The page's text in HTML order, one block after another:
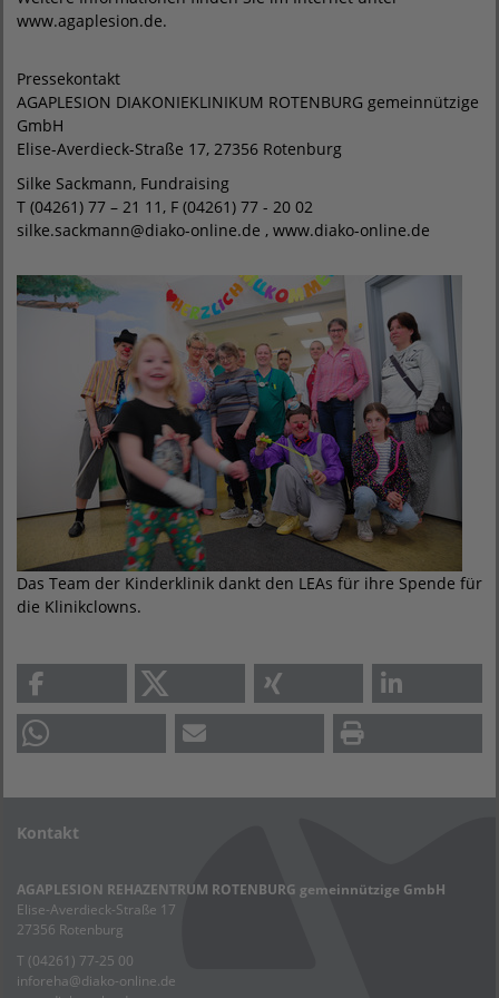
www.agaplesion.de.
Pressekontakt
AGAPLESION DIAKONIEKLINIKUM ROTENBURG gemeinnützige
GmbH
Elise-Averdieck-Straße 17, 27356 Rotenburg
Silke Sackmann, Fundraising
T (04261) 77 – 21 11, F (04261) 77 - 20 02
silke.sackmann@diako-online.de , www.diako-online.de
Das Team der Kinderklinik dankt den LEAs für ihre Spende für
die Klinikclowns.
Kontakt
AGAPLESION REHAZENTRUM ROTENBURG gemeinnützige GmbH
Elise-Averdieck-Straße 17
27356 Rotenburg
T (04261) 77-25 00
inforeha@diako-online.de